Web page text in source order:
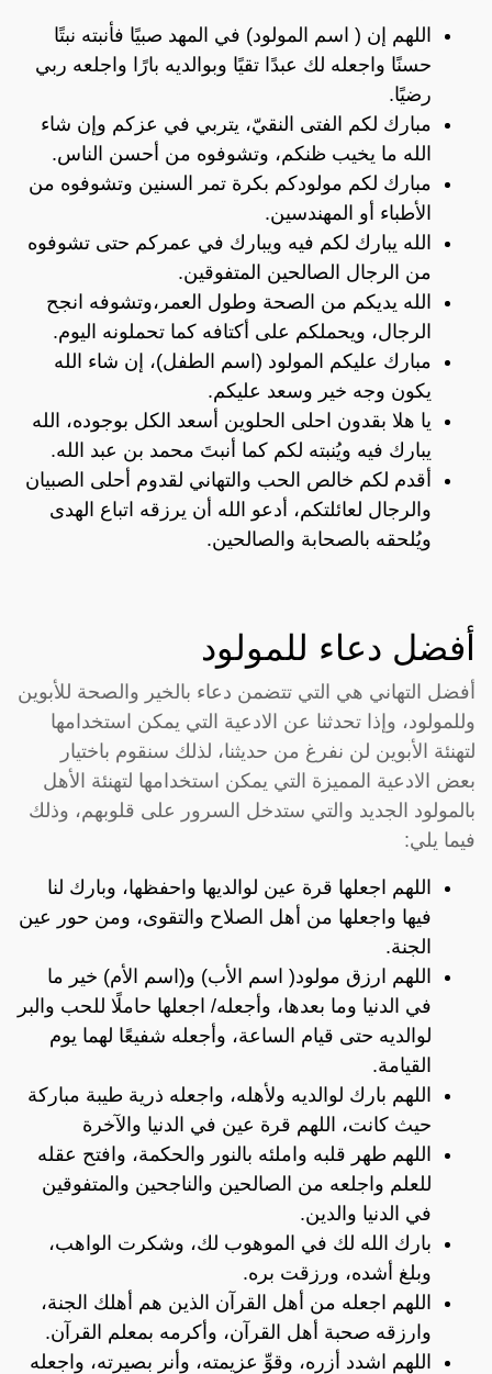
اللهم إن ( اسم المولود) في المهد صبيًا فأنبته نبتًا
حسنًا واجعله لك عبدًا تقيًا وبوالديه بارًا واجلعه ربي
رضيًا.
مبارك لكم الفتى النقيّ، يتربي في عزكم وإن شاء
الله ما يخيب ظنكم، وتشوفوه من أحسن الناس.
مبارك لكم مولودكم بكرة تمر السنين وتشوفوه من
الأطباء أو المهندسين.
الله يبارك لكم فيه ويبارك في عمركم حتى تشوفوه
من الرجال الصالحين المتفوقين.
الله يديكم من الصحة وطول العمر،وتشوفه انجح
الرجال، ويحملكم على أكتافه كما تحملونه اليوم.
مبارك عليكم المولود (اسم الطفل)، إن شاء الله
يكون وجه خير وسعد عليكم.
يا هلا بقدون احلى الحلوين أسعد الكل بوجوده، الله
يبارك فيه ويُنبته لكم كما أنبتَ محمد بن عبد الله.
أقدم لكم خالص الحب والتهاني لقدوم أحلى الصبيان
والرجال لعائلتكم، أدعو الله أن يرزقه اتباع الهدى
ويُلحقه بالصحابة والصالحين.
أفضل دعاء للمولود
أفضل التهاني هي التي تتضمن دعاء بالخير والصحة للأبوين
وللمولود، وإذا تحدثنا عن الادعية التي يمكن استخدامها
لتهنئة الأبوين لن نفرغ من حديثنا، لذلك سنقوم باختيار
بعض الادعية المميزة التي يمكن استخدامها لتهنئة الأهل
بالمولود الجديد والتي ستدخل السرور على قلوبهم، وذلك
فيما يلي:
اللهم اجعلها قرة عين لوالديها واحفظها، وبارك لنا
فيها واجعلها من أهل الصلاح والتقوى، ومن حور عين
الجنة.
اللهم ارزق مولود( اسم الأب) و(اسم الأم) خير ما
في الدنيا وما بعدها، وأجعله/ اجعلها حاملًا للحب والبر
لوالديه حتى قيام الساعة، وأجعله شفيعًا لهما يوم
القيامة.
اللهم بارك لوالديه ولأهله، واجعله ذرية طيبة مباركة
حيث كانت، اللهم قرة عين في الدنيا والآخرة
اللهم طهر قلبه واملئه بالنور والحكمة، وافتح عقله
للعلم واجلعه من الصالحين والناجحين والمتفوقين
في الدنيا والدين.
بارك الله لك في الموهوب لك، وشكرت الواهب،
وبلغ أشده، ورزقت بره.
اللهم اجعله من أهل القرآن الذين هم أهلك الجنة،
وارزقه صحبة أهل القرآن، وأكرمه بمعلم القرآن.
اللهم اشدد أزره، وقوِّ عزيمته، وأنر بصيرته، واجعله